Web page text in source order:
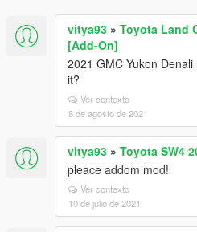
vitya93 » Toyota Land
[Add-On]
2021 GMC Yukon
it?
Ver contexto
8 de agosto de 2021
vitya93 » Toyota SW4
pleace addom mod!
Ver contexto
10 de julio de 2021